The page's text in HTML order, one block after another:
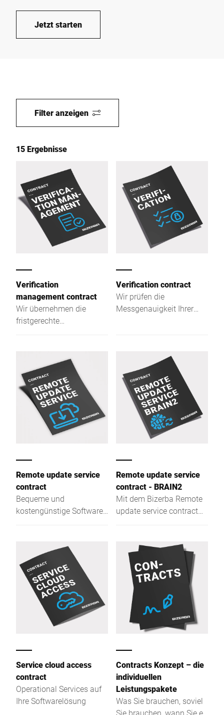
Jetzt starten
Filter anzeigen
15 Ergebnisse
Verification
management contract
Wir übernehmen die
fristgerechte
und sind Ansprechpartner
für die Eichbehörde.
Verification contract
Wir prüfen die
Messgenauigkeit Ihrer
sichern die Einhaltung
aller Vorgaben.
Remote update service
contract
Bequeme und
kostengünstige Software
Remote update service
contract - BRAIN2
Mit dem Bizerba Remote
update service contract
immer aktuell und sicher.
Service cloud access
contract
Operational Services auf
Ihre Softwarelösung
Contracts Konzept – die
individuellen
Leistungspakete
Was Sie brauchen, soviel
Sie brauchen, wann Sie es